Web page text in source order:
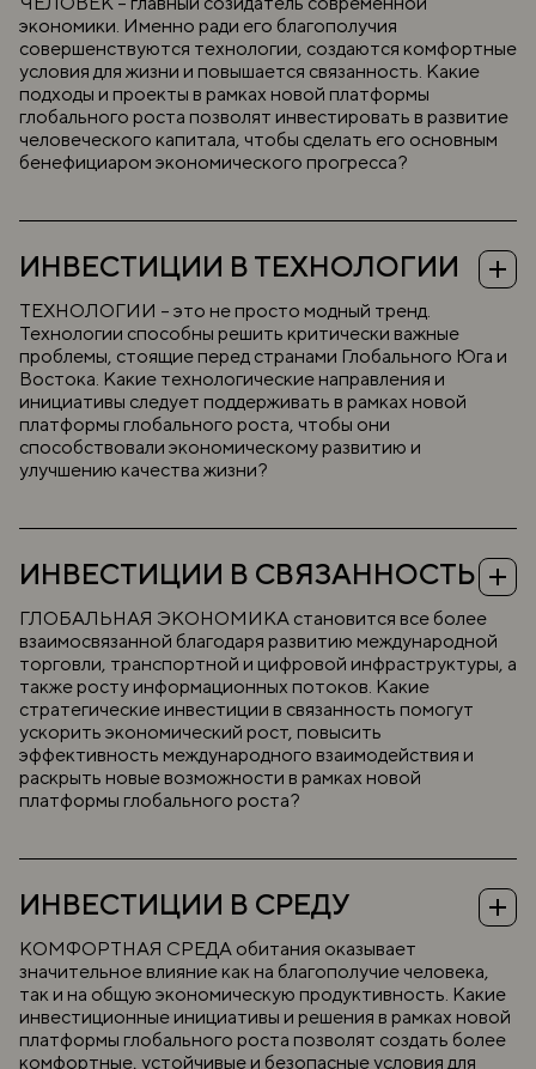
экономики. Именно ради его благополучия
совершенствуются технологии, создаются комфортные
условия для жизни и повышается связанность. Какие
подходы и проекты в рамках новой платформы
глобального роста позволят инвестировать в развитие
человеческого капитала, чтобы сделать его основным
бенефициаром экономического прогресса?
подходы и инструменты.
Роль ценностей и традиций в народосбережении.
старения населения.
Миграция: вызовы и возможности для экономического
развития.
Рынок труда будущего: влияние ИИ и подготовка кадров.
Преодоление цифрового неравенства: шаги к равным
возможностям.
Дорогу молодым: стратегии снижения уровня
молодежной безработицы.
Трансформация образования: как новые технологии
изменят обучение.
ИНВЕСТИЦИИ В ТЕХНОЛОГИИ
ТЕХНОЛОГИИ – это не просто модный тренд.
Технологии способны решить критически важные
проблемы, стоящие перед странами Глобального Юга и
Востока. Какие технологические направления и
инициативы следует поддерживать в рамках новой
платформы глобального роста, чтобы они
способствовали экономическому развитию и
улучшению качества жизни?
безопасности.
Прорывные технологии в промышленности.
Изменение отраслевой специализации стран благодаря
новым технологиям.
Искусственный интеллект как ключевая сквозная
технология.
Решение проблем здравоохранения с помощью
технологий.
Технологические решения для предотвращения или
минимизации ущерба от стихийных бедствий.
Технологии для управления водными ресурсами в
условиях изменения климата.
Кибербезопасность в эпоху экономики больших данных.
Технологии для доступной и устойчивой энергетики.
Использование технологий для развития умных городов.
ИНВЕСТИЦИИ В СВЯЗАННОСТЬ
ГЛОБАЛЬНАЯ ЭКОНОМИКА становится все более
взаимосвязанной благодаря развитию международной
торговли, транспортной и цифровой инфраструктуры, а
также росту информационных потоков. Какие
стратегические инвестиции в связанность помогут
ускорить экономический рост, повысить
эффективность международного взаимодействия и
раскрыть новые возможности в рамках новой
платформы глобального роста?
Снижение барьеров в международной торговле
услугами — возможность века?
Новые логистические маршруты на пространстве
глобального Юга и Востока.
Как выстроить диалог на одном языке в межкультурной
коммуникации?
Новые подходы к страхованию в условиях глобальных
вызовов.
Улучшение финансовых потоков.
ИНВЕСТИЦИИ В СРЕДУ
КОМФОРТНАЯ СРЕДА обитания оказывает
значительное влияние как на благополучие человека,
так и на общую экономическую продуктивность. Какие
инвестиционные инициативы и решения в рамках новой
платформы глобального роста позволят создать более
комфортные, устойчивые и безопасные условия для